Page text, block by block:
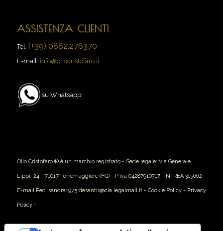
ASSISTENZA CLIENTI
Tel. (+39) 0882.276370
E-mail: info@oliocristofaro.it
su Whatsapp
Olio Cristofaro ® è un marchio registrato - Sede legale: Via Generale
Lippi, 24 - 71017 Torremaggiore (FG) - P.iva 04287910717 - N. REA 315662 -
E-mail Pec: sandra1975.desantis@cia.legalmail.it - Cookie Policy- Privacy
Policy-